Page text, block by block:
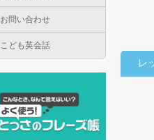
お問い合わせ
こども英会話
レ